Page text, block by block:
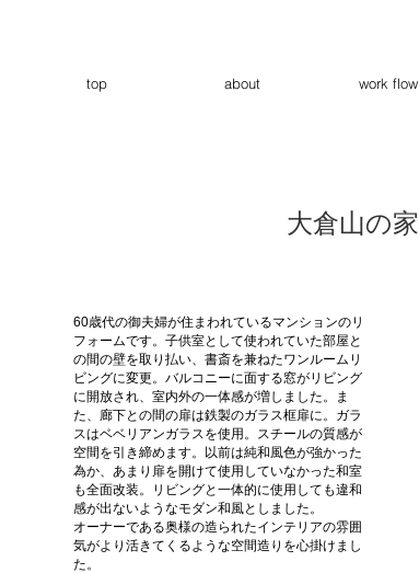
top about work flow
大倉山の家
60歳代の御夫婦が住まわれているマンションのリ
フォームです。子供室として使われていた部屋と
の間の壁を取り払い、書斎を兼ねたワンルームリ
ビングに変更。バルコニーに面する窓がリビング
に開放され、室内外の一体感が増しました。ま
た、廊下との間の扉は鉄製のガラス框扉に。ガラ
スはベベリアンガラスを使用。スチールの質感が
空間を引き締めます。以前は純和風色が強かった
為か、あまり扉を開けて使用していなかった和室
も全面改装。リビングと一体的に使用しても違和
感が出ないようなモダン和風としました。
オーナーである奥様の造られたインテリアの雰囲
気がより活きてくるような空間造りを心掛けまし
た。